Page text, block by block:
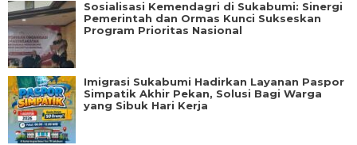
Sosialisasi Kemendagri di Sukabumi: Sinergi
Pemerintah dan Ormas Kunci Sukseskan
Program Prioritas Nasional
Imigrasi Sukabumi Hadirkan Layanan Paspor
Simpatik Akhir Pekan, Solusi Bagi Warga
yang Sibuk Hari Kerja